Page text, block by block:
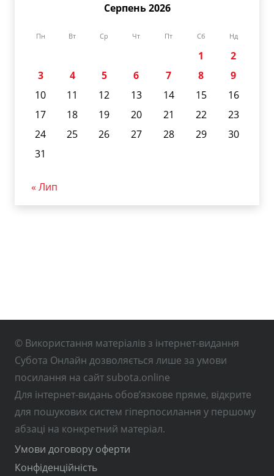
Серпень 2026
Пн Вт Ср Чт Пт Сб Нд
1
2
3
4 5 6 7 8
9
10
11 12 13 14 15
16
17
18 19 20 21 22
23
24
25 26 27 28 29
30
31
« Лип
© Використання матеріалів з інтернет-видання
Субота Онлайн дозволяється лише за умови
посилання на сайт subota.online
Для інтернет-видань обов’язкове пряме, відкрите
для пошукових систем гіперпосилання у першому
абзаці на конкретний матеріал.
Умови договору оферти
Конфіденційність